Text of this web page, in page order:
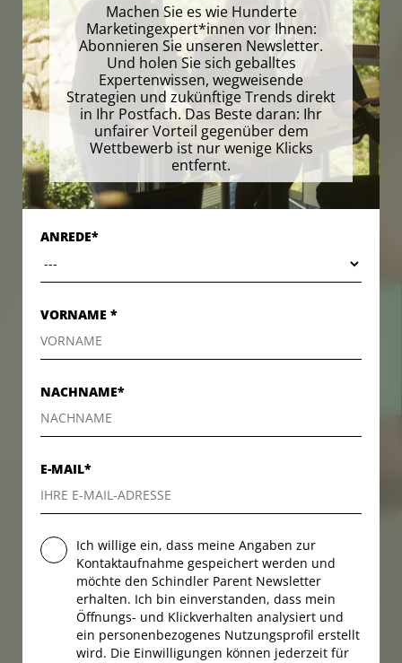
Machen Sie es wie Hunderte
Marketingexpert*innen vor Ihnen:
Abonnieren Sie unseren Newsletter.
Und holen Sie sich geballtes
Expertenwissen, wegweisende
Strategien und zukünftige Trends direkt
in Ihr Postfach. Das Beste daran: Ihr
unfairer Vorteil gegenüber dem
Wettbewerb ist nur wenige Klicks
entfernt.
ANREDE*
VORNAME *
NACHNAME*
E-MAIL*
Ich willige ein, dass meine Angaben zur
Kontaktaufnahme gespeichert werden und
möchte den Schindler Parent Newsletter
erhalten. Ich bin einverstanden, dass mein
Öffnungs- und Klickverhalten analysiert und
ein personenbezogenes Nutzungsprofil erstellt
wird. Die Einwilligungen können jederzeit für